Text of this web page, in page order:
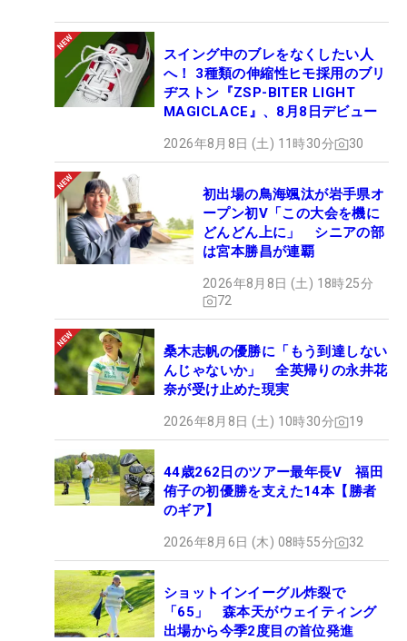
スイング中のブレをなくしたい人
へ！ 3種類の伸縮性ヒモ採用のブリ
ヂストン『ZSP-BITER LIGHT
MAGICLACE』、8月8日デビュー
2026年8月8日 (土) 11時30分 30
初出場の鳥海颯汰が岩手県オ
ープン初V「この大会を機に
どんどん上に」 シニアの部
は宮本勝昌が連覇
2026年8月8日 (土) 18時25分
72
桑木志帆の優勝に「もう到達しない
んじゃないか」 全英帰りの永井花
奈が受け止めた現実
2026年8月8日 (土) 10時30分 19
44歳262日のツアー最年長V 福田
侑子の初優勝を支えた14本【勝者
のギア】
2026年8月6日 (木) 08時55分 32
ショットインイーグル炸裂で
「65」 森本天がウェイティング
出場から今季2度目の首位発進